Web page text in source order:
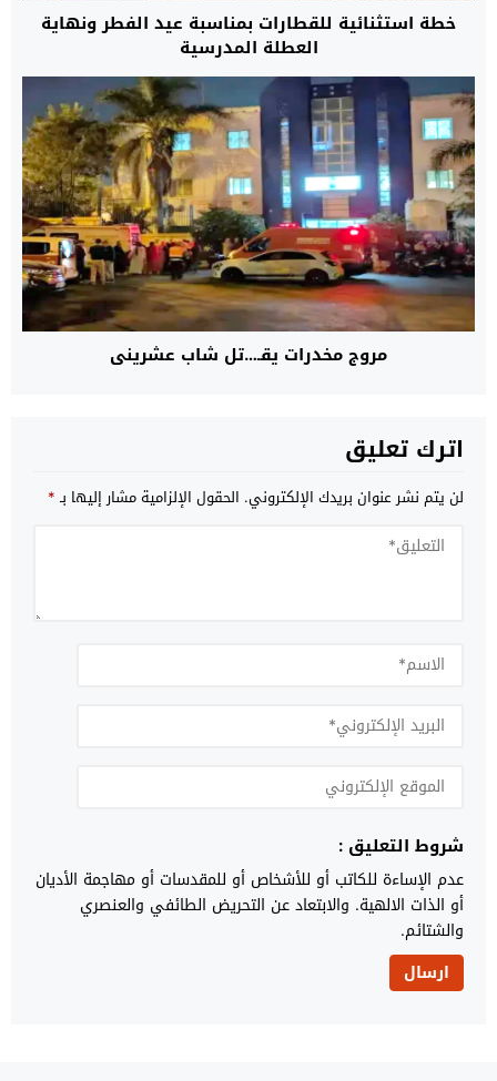
خطة استثنائية للقطارات بمناسبة عيد الفطر ونهاية
العطلة المدرسية
مروج مخدرات يقـ…تل شاب عشريني
اترك تعليق
لن يتم نشر عنوان بريدك الإلكتروني. الحقول الإلزامية مشار إليها بـ*
شروط التعليق :
عدم الإساءة للكاتب أو للأشخاص أو للمقدسات أو مهاجمة الأديان
أو الذات الالهية. والابتعاد عن التحريض الطائفي والعنصري
والشتائم.